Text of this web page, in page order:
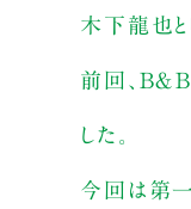
木下龍也と
前回、B＆
した。
今回は第一